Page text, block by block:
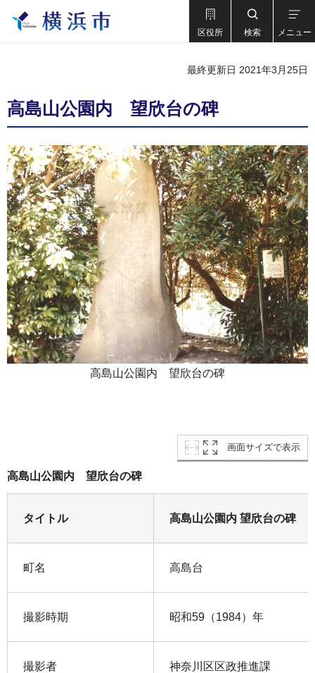
区役所 検索 メニュー
最終更新日 2021年3月25日
高島山公園内 望欣台の碑
高島山公園内 望欣台の碑
画面サイズで表示
高島山公園内 望欣台の碑
タイトル 高島山公園内 望欣台の碑
町名 高島台
撮影時期 昭和59（1984）年
撮影者 神奈川区区政推進課